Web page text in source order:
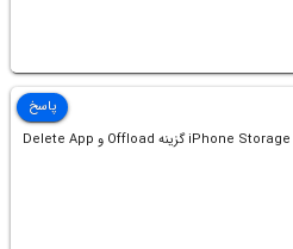
چرا تو قسمت iPhone Storage گزینه Offload و Delete App
پاسخ